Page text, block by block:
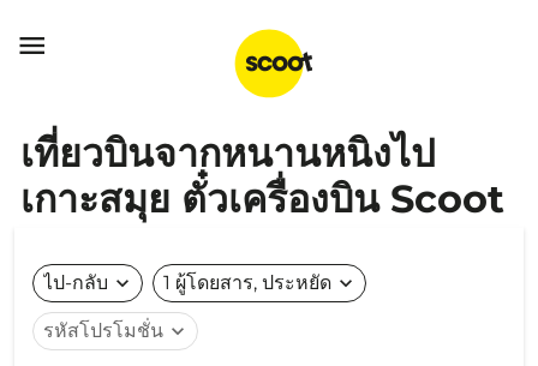

เที่ยวบินจากหนานหนิงไป
เกาะสมุย ตั๋วเครื่องบิน Scoot
ไป-กลับ expand_more 1 ผู้โดยสาร, ประหยัด expand_more
รหัสโปรโมชั่น expand_more